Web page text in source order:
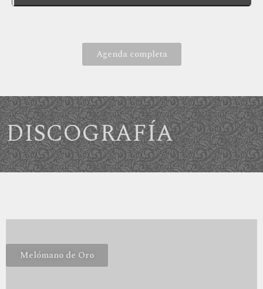
Agenda completa
DISCOGRAFÍA
Melómano de Oro